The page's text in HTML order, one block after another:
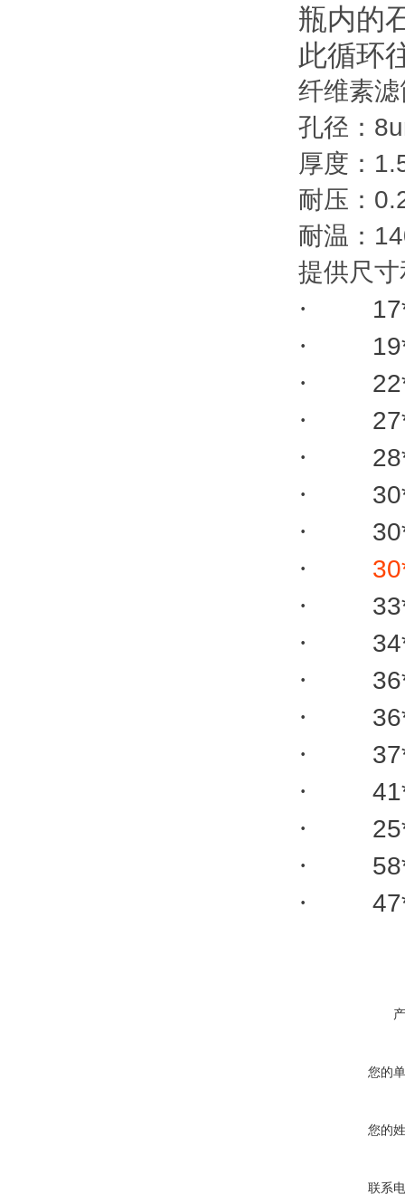
瓶内的
此循环
纤维素
孔径：
厚度：
耐压：
耐温：
提供尺
·
·
·
·
·
·
·
·
·
·
·
·
·
·
·
·
·
您的
您的
联系